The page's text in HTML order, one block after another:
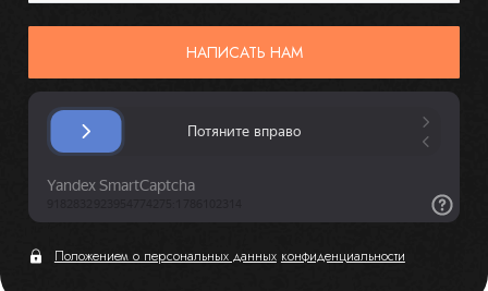
НАПИСАТЬ НАМ
Положением о персональных данных конфиденциальности